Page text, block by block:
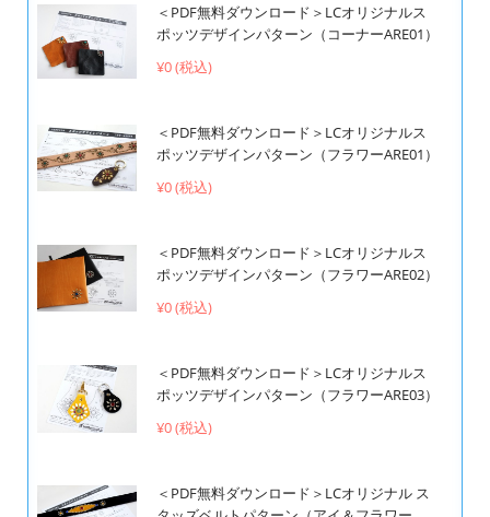
＜PDF無料ダウンロード＞LCオリジナルス
ポッツデザインパターン（コーナーARE01）
¥0 (税込)
＜PDF無料ダウンロード＞LCオリジナルス
ポッツデザインパターン（フラワーARE01）
¥0 (税込)
＜PDF無料ダウンロード＞LCオリジナルス
ポッツデザインパターン（フラワーARE02）
¥0 (税込)
＜PDF無料ダウンロード＞LCオリジナルス
ポッツデザインパターン（フラワーARE03）
¥0 (税込)
＜PDF無料ダウンロード＞LCオリジナル ス